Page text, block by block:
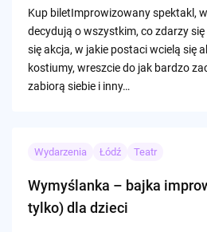
Kup biletImprowizowany spektakl,
decydują o wszystkim, co zdarzy
się akcja, w jakie postaci wcielą się
kostiumy, wreszcie do jak bardzo
zabiorą siebie i inny…
Wydarzenia Łódź Teatr
Wymyślanka – bajka
tylko) dla dzieci